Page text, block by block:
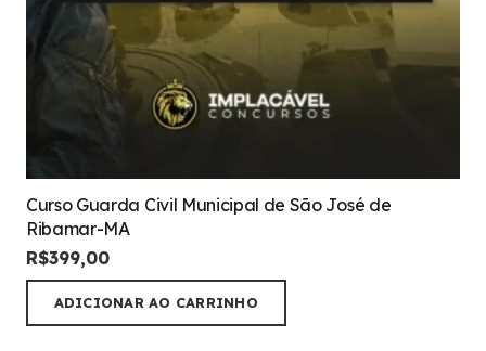
Curso Guarda Civil Municipal de São José de
Ribamar-MA
R$399,00
ADICIONAR AO CARRINHO